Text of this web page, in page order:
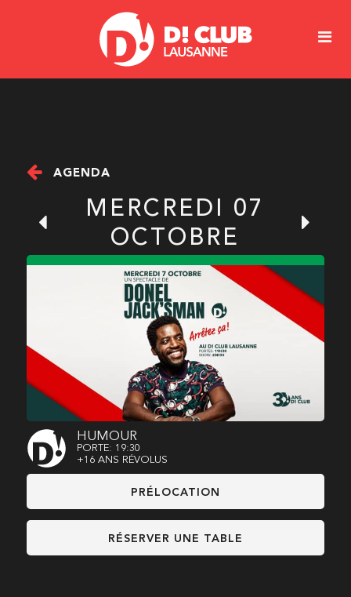
AGENDA
MERCREDI 07
OCTOBRE
HUMOUR
PORTE: 19:30
+16 ANS RÉVOLUS
PRÉLOCATION
RÉSERVER UNE TABLE